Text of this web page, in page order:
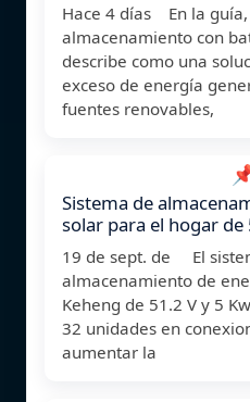
Hace 4 días En la
almacenamiento con
describe como una
exceso de energía
fuentes renovables,
Sistema de
solar para el hogar de
19 de sept. de El
almacenamiento de
Keheng de 51.2 V y 5
32 unidades en
aumentar la